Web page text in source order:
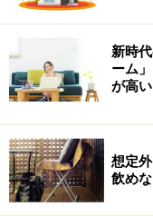
なり薬代が掛からな
東に観葉植物を置
のは、やはり聖獣
言う意味があり、
【 風水インテリア
活気が出て繁栄する
新時
ーム
が高
想定
飲め